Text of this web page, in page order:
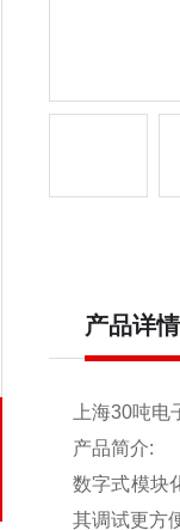
产品详情
上海30吨
产品简介:
数字式模块
其调试更方